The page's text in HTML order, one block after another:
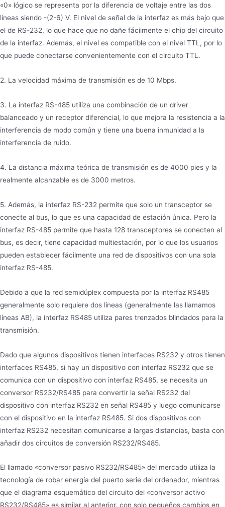
«0» lógico se representa por la diferencia de voltaje entre las dos
líneas siendo -(2-6) V. El nivel de señal de la interfaz es más bajo que
el de RS-232, lo que hace que no dañe fácilmente el chip del circuito
de la interfaz. Además, el nivel es compatible con el nivel TTL, por lo
que puede conectarse convenientemente con el circuito TTL.
2. La velocidad máxima de transmisión es de 10 Mbps.
3. La interfaz RS-485 utiliza una combinación de un driver
balanceado y un receptor diferencial, lo que mejora la resistencia a la
interferencia de modo común y tiene una buena inmunidad a la
interferencia de ruido.
4. La distancia máxima teórica de transmisión es de 4000 pies y la
realmente alcanzable es de 3000 metros.
5. Además, la interfaz RS-232 permite que solo un transceptor se
conecte al bus, lo que es una capacidad de estación única. Pero la
interfaz RS-485 permite que hasta 128 transceptores se conecten al
bus, es decir, tiene capacidad multiestación, por lo que los usuarios
pueden establecer fácilmente una red de dispositivos con una sola
interfaz RS-485.
Debido a que la red semidúplex compuesta por la interfaz RS485
generalmente solo requiere dos líneas (generalmente las llamamos
líneas AB), la interfaz RS485 utiliza pares trenzados blindados para la
transmisión.
Dado que algunos dispositivos tienen interfaces RS232 y otros tienen
interfaces RS485, si hay un dispositivo con interfaz RS232 que se
comunica con un dispositivo con interfaz RS485, se necesita un
conversor RS232/RS485 para convertir la señal RS232 del
dispositivo con interfaz RS232 en señal RS485 y luego comunicarse
con el dispositivo en la interfaz RS485. Si dos dispositivos con
interfaz RS232 necesitan comunicarse a largas distancias, basta con
añadir dos circuitos de conversión RS232/RS485.
El llamado «conversor pasivo RS232/RS485» del mercado utiliza la
tecnología de robar energía del puerto serie del ordenador, mientras
que el diagrama esquemático del circuito del «conversor activo
RS232/RS485» es similar al anterior, con solo pequeños cambios en